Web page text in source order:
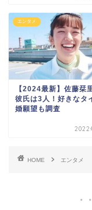
エンタメ
【2024最新】佐藤栞
彼氏は3人！好きなタ
婚願望も調査
2022
HOME エンタメ